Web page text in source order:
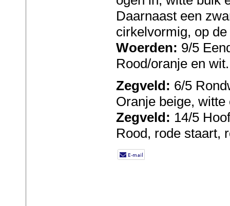
Daarnaast een
cirkelvormig, op
Woerden: 9/5
Rood/oranje en wit.
Zegveld: 6/5
Oranje beige,
Zegveld: 14/5
Rood, rode staart,